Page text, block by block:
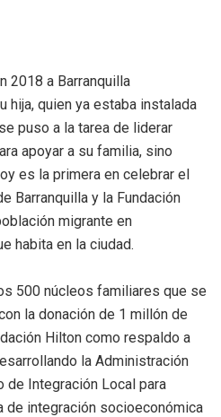
2018 a Barranquilla
hija, quien ya estaba instalada
puso a la tarea de liderar
apoyar a su familia, sino
es la primera en celebrar el
Barranquilla y la Fundación
migrante en
habita en la ciudad.
500 núcleos familiares que se
la donación de 1 millón de
Hilton como respaldo a
la Administración
de Integración Local para
de integración socioeconómica